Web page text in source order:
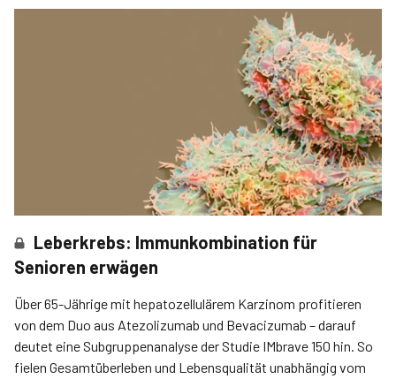
Leberkrebs: Immunkombination für
Senioren erwägen
Über 65-Jährige mit hepatozellulärem Karzinom profitieren
von dem Duo aus Atezolizumab und Bevacizumab­ – darauf
deutet eine Subgruppenanalyse der Studie IMbrave 150 hin. So
fielen Gesamtüberleben und Lebens­qualität unabhängig vom